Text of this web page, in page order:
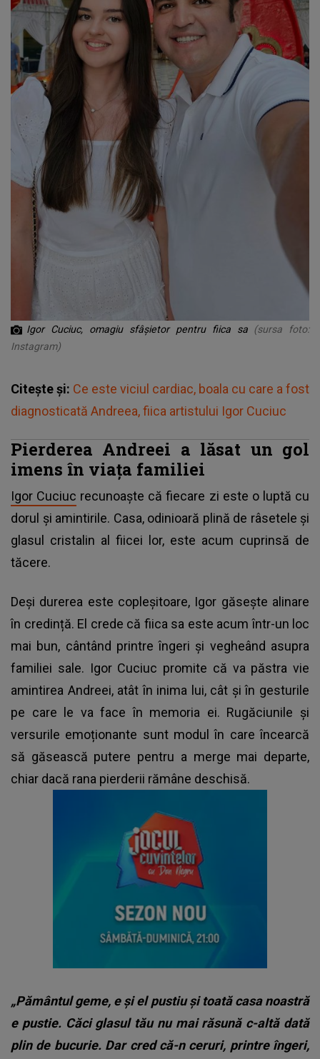
Igor Cuciuc, omagiu sfâșietor pentru fiica sa (sursa foto:
Instagram)
Citește și: Ce este viciul cardiac, boala cu care a fost
diagnosticată Andreea, fiica artistului Igor Cuciuc
Pierderea Andreei a lăsat un gol
imens în viața familiei
Igor Cuciuc recunoaște că fiecare zi este o luptă cu
dorul și amintirile. Casa, odinioară plină de râsetele și
glasul cristalin al fiicei lor, este acum cuprinsă de
tăcere.
Deși durerea este copleșitoare, Igor găsește alinare
în credință. El crede că fiica sa este acum într-un loc
mai bun, cântând printre îngeri și vegheând asupra
familiei sale. Igor Cuciuc promite că va păstra vie
amintirea Andreei, atât în inima lui, cât și în gesturile
pe care le va face în memoria ei. Rugăciunile și
versurile emoționante sunt modul în care încearcă
să găsească putere pentru a merge mai departe,
chiar dacă rana pierderii rămâne deschisă.
„Pământul geme, e și el pustiu și toată casa noastră
e pustie. Căci glasul tău nu mai răsună c-altă dată
plin de bucurie. Dar cred că-n ceruri, printre îngeri,